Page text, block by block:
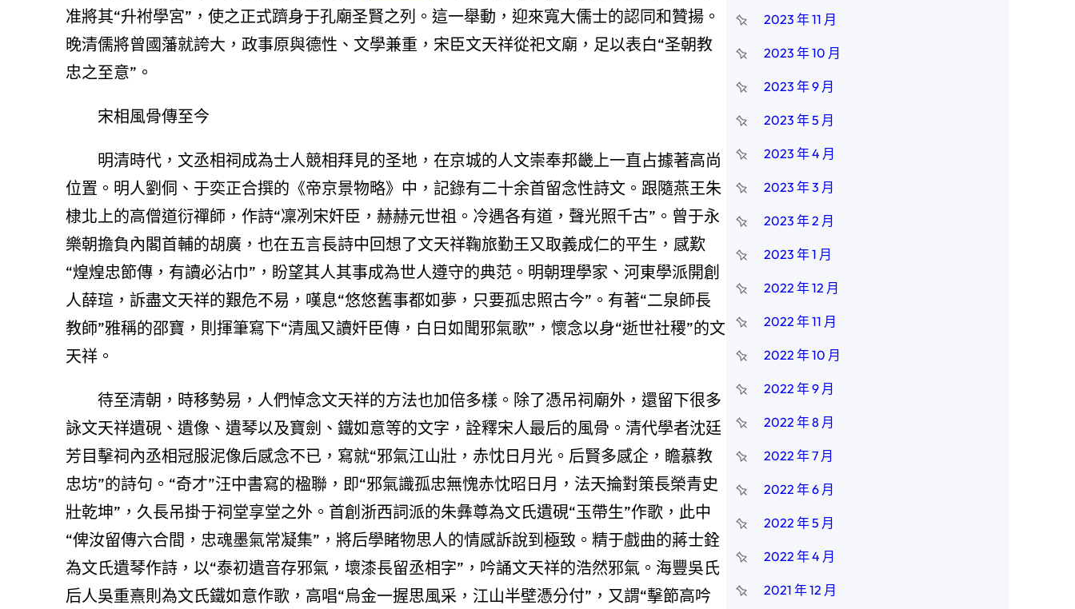
准將其“升袝學宮”，使之正式躋身于孔廟圣賢之列。這一舉動，迎來寬大儒士的認同和贊揚。
晚清儒將曾國藩就誇大，政事原與德性、文學兼重，宋臣文天祥從祀文廟，足以表白“圣朝教
忠之至意”。
宋相風骨傳至今
明清時代，文丞相祠成為士人競相拜見的圣地，在京城的人文崇奉邦畿上一直占據著高尚
位置。明人劉侗、于奕正合撰的《帝京景物略》中，記錄有二十余首留念性詩文。跟隨燕王朱
棣北上的高僧道衍禪師，作詩“凜冽宋奸臣，赫赫元世祖。冷遇各有道，聲光照千古”。曾于永
樂朝擔負內閣首輔的胡廣，也在五言長詩中回想了文天祥鞠旅勤王又取義成仁的平生，感歎
“煌煌忠節傳，有讀必沾巾”，盼望其人其事成為世人遵守的典范。明朝理學家、河東學派開創
人薛瑄，訴盡文天祥的艱危不易，嘆息“悠悠舊事都如夢，只要孤忠照古今”。有著“二泉師長
教師”雅稱的邵寶，則揮筆寫下“清風又讀奸臣傳，白日如聞邪氣歌”，懷念以身“逝世社稷”的文
天祥。
待至清朝，時移勢易，人們悼念文天祥的方法也加倍多樣。除了憑吊祠廟外，還留下很多
詠文天祥遺硯、遺像、遺琴以及寶劍、鐵如意等的文字，詮釋宋人最后的風骨。清代學者沈廷
芳目擊祠內丞相冠服泥像后感念不已，寫就“邪氣江山壯，赤忱日月光。后賢多感企，瞻慕教
忠坊”的詩句。“奇才”汪中書寫的楹聯，即“邪氣識孤忠無愧赤忱昭日月，法天掄對策長榮青史
壯乾坤”，久長吊掛于祠堂享堂之外。首創浙西詞派的朱彝尊為文氏遺硯“玉帶生”作歌，此中
“俾汝留傳六合間，忠魂墨氣常凝集”，將后學睹物思人的情感訴說到極致。精于戲曲的蔣士銓
為文氏遺琴作詩，以“泰初遺音存邪氣，壞漆長留丞相字”，吟誦文天祥的浩然邪氣。海豐吳氏
后人吳重熹則為文氏鐵如意作歌，高唱“烏金一握思風采，江山半壁憑分付”，又謂“擊節高吟
2023 年 11 月
2023 年 10 月
2023 年 9 月
2023 年 5 月
2023 年 4 月
2023 年 3 月
2023 年 2 月
2023 年 1 月
2022 年 12 月
2022 年 11 月
2022 年 10 月
2022 年 9 月
2022 年 8 月
2022 年 7 月
2022 年 6 月
2022 年 5 月
2022 年 4 月
2021 年 12 月